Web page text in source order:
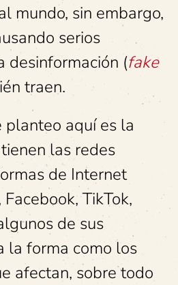
mundo, sin embargo,
serios
desinformación (fake
traen.
aquí es la
las redes
de Internet
TikTok,
de sus
la forma como los
afectan, sobre todo